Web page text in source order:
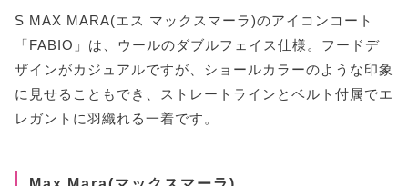
S MAX MARA(エス マックスマーラ)のアイコンコート
「FABIO」は、ウールのダブルフェイス仕様。フードデ
ザインがカジュアルですが、ショールカラーのような印象
に見せることもでき、ストレートラインとベルト付属でエ
レガントに羽織れる一着です。